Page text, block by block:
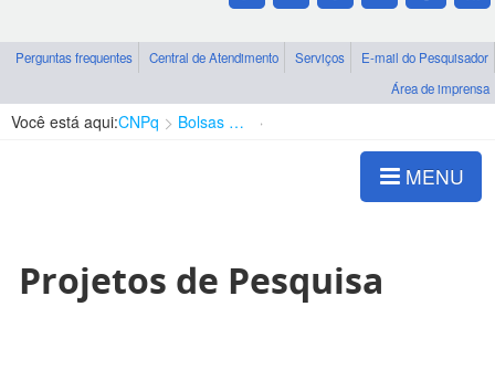
Perguntas frequentes Central de Atendimento Serviços
E-mail do Pesquisador
Área de imprensa
Você está aqui:CNPq Bolsas e Auxílios Vigentes
MENU
Projetos de Pesquisa